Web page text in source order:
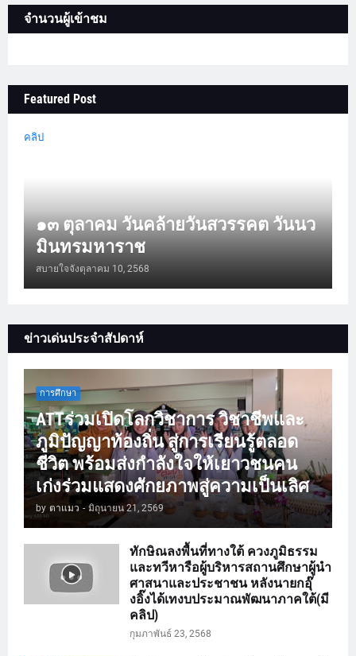
จำนวนผู้เข้าชม
Featured Post
คลิป
๑๓ ตุลาคม วันคล้ายวันสวรรคต วันนว
มินทรมหาราช
สบายใจจังตุลาคม 10, 2568
ข่าวเด่นประจำสัปดาห์
การศึกษา
ATTร่วมเปิดโลกวิชาการ วิชาชีพและ
ภูมิปัญญาท้องถิ่น สู่การเรียนรู้ตลอด
ชีวิต พร้อมส่งกำลังใจให้เยาวชนคน
เก่งร่วมแสดงศักยภาพสู่ความเป็นเลิศ
by ตาแมว - มิถุนายน 21, 2569
ทักษิณลงพื้นที่ทางใต้ ควงภูมิธรรม
และทวีหารือผู้บริหารสถานศึกษาผู้นำ
ศาสนาและประชาชน หลังนายกอุ๊
งอิ๊งได้เทงบประมาณพัฒนาภาคใต้(มี
คลิป)
กุมภาพันธ์ 23, 2568